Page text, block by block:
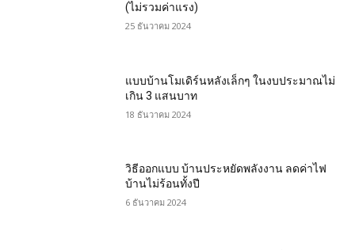
(ไม่รวมค่าแรง)
25 ธันวาคม 2024
แบบบ้านโมเดิร์นหลังเล็กๆ ในงบประมาณไม่
เกิน 3 แสนบาท
18 ธันวาคม 2024
วิธีออกแบบ บ้านประหยัดพลังงาน ลดค่าไฟ
บ้านไม่ร้อนทั้งปี
6 ธันวาคม 2024